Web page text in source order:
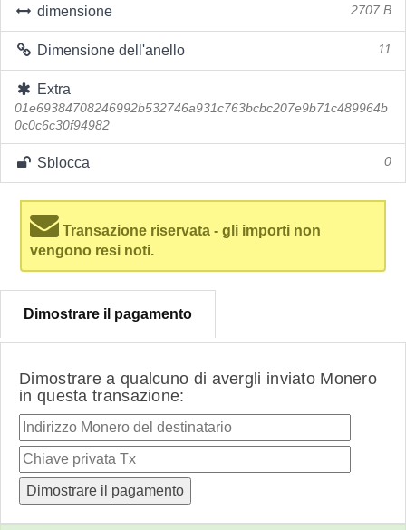
dimensione 2707 B
Dimensione dell'anello 11
Extra
01e69384708246992b532746a931c763bcbc207e9b71c489964b
0c0c6c30f94982
Sblocca 0
Transazione riservata - gli importi non
vengono resi noti.
Dimostrare il pagamento
Dimostrare a qualcuno di avergli inviato Monero
in questa transazione: